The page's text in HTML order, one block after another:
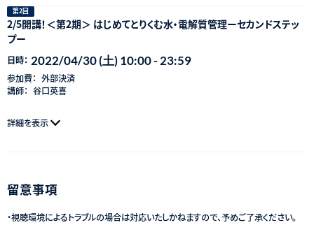
第2回
2/5開講！＜第2期＞ はじめてとりくむ水・電解質管理ーセカンドステッ
プー
日時： 2022/04/30 (土) 10:00 - 23:59
参加費： 外部決済
講師： 谷口英喜
詳細を表示
留意事項
・視聴環境によるトラブルの場合は対応いたしかねますので、予めご了承ください。